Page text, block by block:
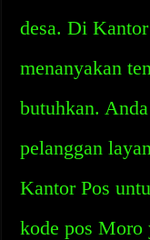
desa. Di
menanyakan
butuhkan.
pelanggan
Kantor Pos
kode pos Moro